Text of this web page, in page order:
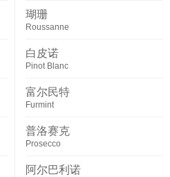
瑚珊
Roussanne
白皮诺
Pinot Blanc
富尔民特
Furmint
普洛赛克
Prosecco
阿尔巴利诺